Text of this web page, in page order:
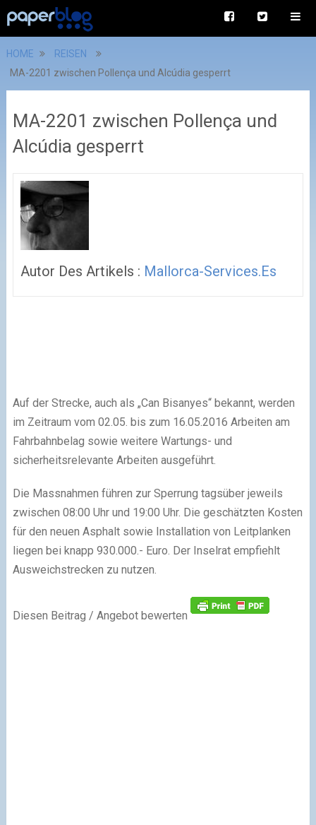
HOME
REISEN
MA-2201 zwischen Pollença und Alcúdia gesperrt
MA-2201 zwischen Pollença und
Alcúdia gesperrt
Autor Des Artikels : Mallorca-Services.es
Auf der Strecke, auch als „Can Bisanyes“ bekannt, werden
im Zeitraum vom 02.05. bis zum 16.05.2016 Arbeiten am
Fahrbahnbelag sowie weitere Wartungs- und
sicherheitsrelevante Arbeiten ausgeführt.
Die Massnahmen führen zur Sperrung tagsüber jeweils
zwischen 08:00 Uhr und 19:00 Uhr. Die geschätzten Kosten
für den neuen Asphalt sowie Installation von Leitplanken
liegen bei knapp 930.000.- Euro. Der Inselrat empfiehlt
Ausweichstrecken zu nutzen.
Diesen Beitrag / Angebot bewerten